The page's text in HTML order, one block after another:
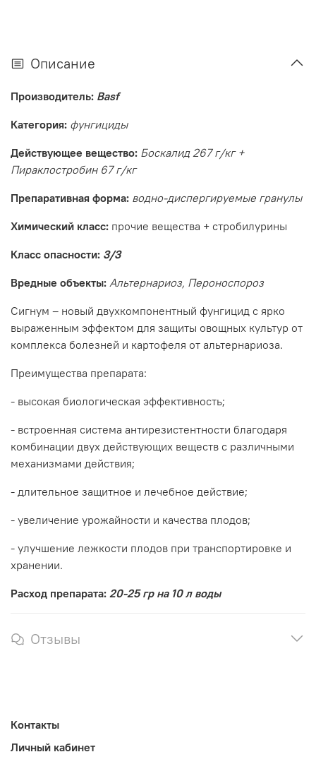
Описание
Производитель: Basf
Категория: фунгициды
Действующее вещество: Боскалид 267 г/кг +
Пираклостробин 67 г/кг
Препаративная форма: водно-диспергируемые гранулы
Химический класс: прочие вещества + стробилурины
Класс опасности: 3/3
Вредные объекты: Альтернариоз, Пероноспороз
Сигнум – новый двухкомпонентный фунгицид с ярко
выраженным эффектом для защиты овощных культур от
комплекса болезней и картофеля от альтернариоза.
Преимущества препарата:
- высокая биологическая эффективность;
- встроенная система антирезистентности благодаря
комбинации двух действующих веществ с различными
механизмами действия;
- длительное защитное и лечебное действие;
- увеличение урожайности и качества плодов;
- улучшение лежкости плодов при транспортировке и
хранении.
Расход препарата: 20-25 гр на 10 л воды
Отзывы
Контакты
Личный кабинет